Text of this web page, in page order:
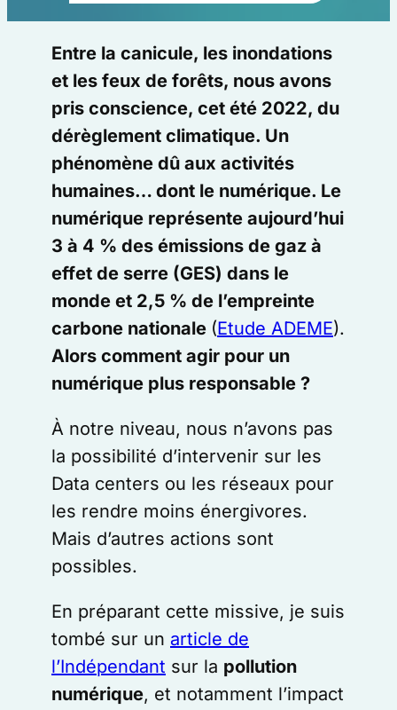
Entre la canicule, les inondations
et les feux de forêts, nous avons
pris conscience, cet été 2022, du
dérèglement climatique. Un
phénomène dû aux activités
humaines… dont le numérique. Le
numérique représente aujourd’hui
3 à 4 % des émissions de gaz à
effet de serre (GES) dans le
monde et 2,5 % de l’empreinte
carbone nationale (Etude ADEME).
Alors comment agir pour un
numérique plus responsable ?
À notre niveau, nous n’avons pas
la possibilité d’intervenir sur les
Data centers ou les réseaux pour
les rendre moins énergivores.
Mais d’autres actions sont
possibles.
En préparant cette missive, je suis
tombé sur un article de
l’Indépendant sur la pollution
numérique, et notamment l’impact